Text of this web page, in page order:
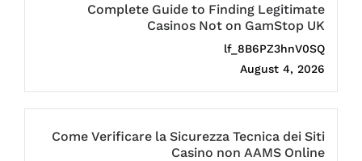
Complete Guide to Finding Legitimate
Casinos Not on GamStop UK
lf_8B6PZ3hnV0SQ
August 4, 2026
Come Verificare la Sicurezza Tecnica dei Siti
Casino non AAMS Online